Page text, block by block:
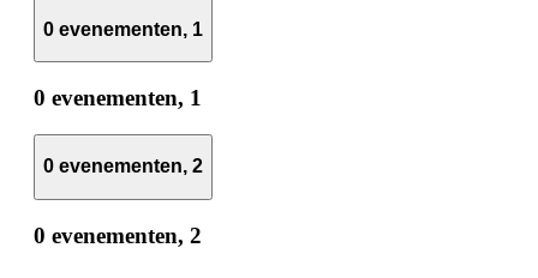
0 evenementen, 1
0 evenementen, 1
0 evenementen, 2
0 evenementen, 2